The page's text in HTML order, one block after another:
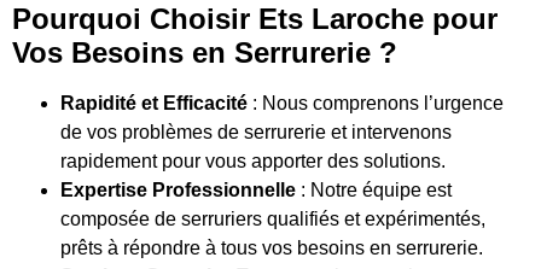
Pourquoi Choisir Ets Laroche pour
Vos Besoins en Serrurerie ?
Rapidité et Efficacité : Nous comprenons l’urgence
de vos problèmes de serrurerie et intervenons
rapidement pour vous apporter des solutions.
Expertise Professionnelle : Notre équipe est
composée de serruriers qualifiés et expérimentés,
prêts à répondre à tous vos besoins en serrurerie.